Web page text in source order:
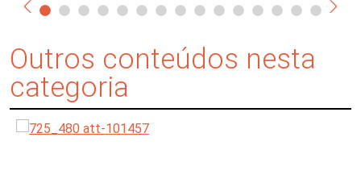
Outros conteúdos nesta
categoria